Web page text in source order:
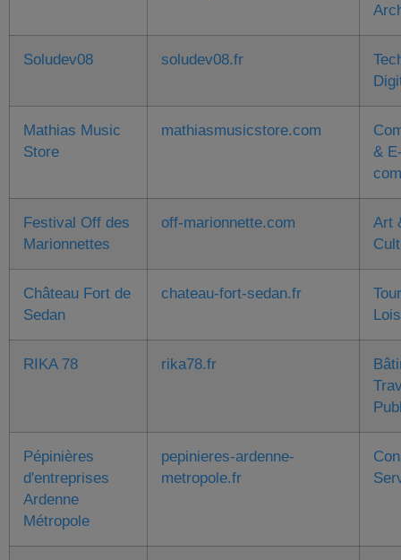
Soludev08 soludev08.fr
Mathias Music
Store
mathiasmusicstore.com
&
Festival Off des
Marionnettes
off-marionnette.com
Art
Château Fort de
Sedan
chateau-fort-sedan.fr
RIKA 78 rika78.fr
Pépinières
d'entreprises
Ardenne
Métropole
pepinieres-ardenne-
metropole.fr